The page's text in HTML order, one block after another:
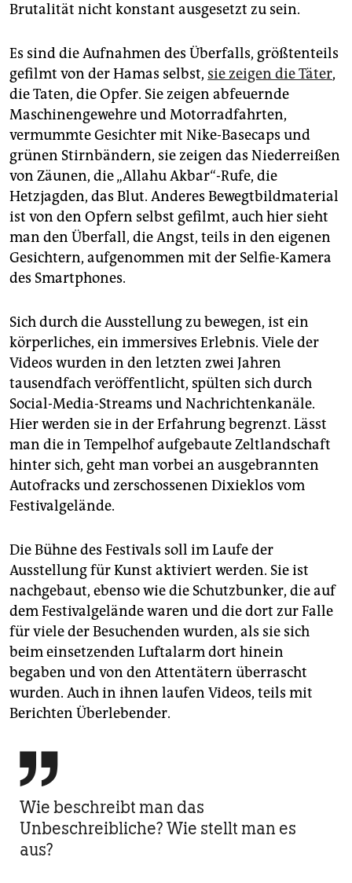
Brutalität nicht konstant ausgesetzt zu sein.
Es sind die Aufnahmen des Überfalls, größtenteils
gefilmt von der Hamas selbst, sie zeigen die Täter,
die Taten, die Opfer. Sie zeigen abfeuernde
Maschinengewehre und Motorradfahrten,
vermummte Gesichter mit Nike-Basecaps und
grünen Stirnbändern, sie zeigen das Niederreißen
von Zäunen, die „Allahu Akbar“-Rufe, die
Hetzjagden, das Blut. Anderes Bewegtbildmaterial
ist von den Opfern selbst gefilmt, auch hier sieht
man den Überfall, die Angst, teils in den eigenen
Gesichtern, aufgenommen mit der Selfie-Kamera
des Smartphones.
Sich durch die Ausstellung zu bewegen, ist ein
körperliches, ein immersives Erlebnis. Viele der
Videos wurden in den letzten zwei Jahren
tausendfach veröffentlicht, spülten sich durch
Social-Media-Streams und Nachrichtenkanäle.
Hier werden sie in der Erfahrung begrenzt. Lässt
man die in Tempelhof aufgebaute Zeltlandschaft
hinter sich, geht man vorbei an ausgebrannten
Autofracks und zerschossenen Dixieklos vom
Festivalgelände.
Die Bühne des Festivals soll im Laufe der
Ausstellung für Kunst aktiviert werden. Sie ist
nachgebaut, ebenso wie die Schutzbunker, die auf
dem Festivalgelände waren und die dort zur Falle
für viele der Besuchenden wurden, als sie sich
beim einsetzenden Luftalarm dort hinein
begaben und von den Attentätern überrascht
wurden. Auch in ihnen laufen Videos, teils mit
Berichten Überlebender.

Wie beschreibt man das
Unbeschreibliche? Wie stellt man es
aus?